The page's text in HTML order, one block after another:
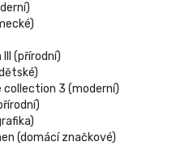
(přírodní)
collection 3 (moderní)
(domácí značkové)